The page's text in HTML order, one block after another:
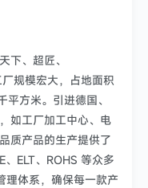
下、超匠、
规模宏大，占地面积
方米。引进德国、
如工厂加工中心、电
质产品的生产提供了
ELT、ROHS 等众多
理体系，确保每一款产